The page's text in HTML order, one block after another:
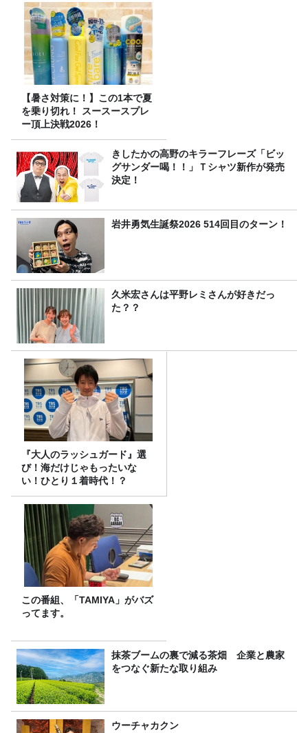
【暑さ対策に！】この1本で夏
を乗り切れ！ スースースプレ
ー頂上決戦2026！
きしたかの高野のキラーフレーズ「ビッ
グサンダー喝！！」Ｔシャツ新作が発売
決定！
岩井勇気生誕祭2026 514回目のターン！
久米宏さんは平野レミさんが好きだっ
た？？
『大人のラッシュガード』選
び！海だけじゃもったいな
い！ひとり１着時代！？
この番組、「TAMIYA」がバズ
ってます。
抹茶ブームの裏で減る茶畑 企業と農家
をつなぐ新たな取り組み
ウーチャカクン